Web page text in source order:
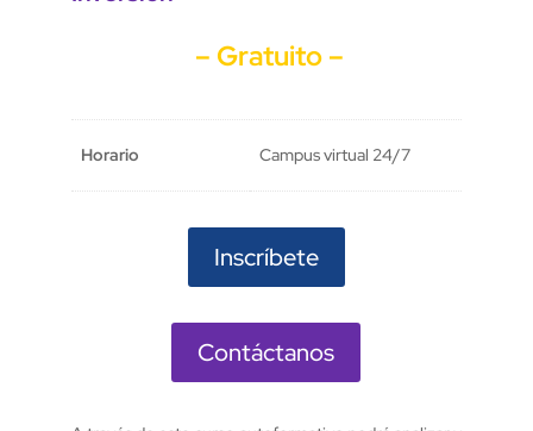
– Gratuito –
Horario Campus virtual 24/7
Inscríbete
Contáctanos